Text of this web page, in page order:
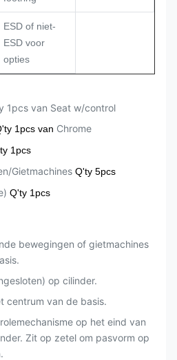
ESD of niet-
ESD voor
opties
1pcs van Seat w/control
1pcs van Chrome
1pcs
Gietmachines Q'ty 5pcs
Q'ty 1pcs
bewegingen of gietmachines
op cilinder.
centrum van de basis.
op het eind van
Zit op zetel om pasvorm op